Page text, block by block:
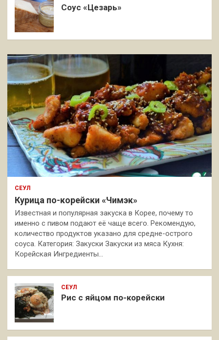
Соус «Цезарь»
СЕУЛ
Курица по-корейски «Чимэк»
Известная и популярная закуска в Корее, почему то
именно с пивом подают её чаще всего. Рекомендую,
количество продуктов указано для средне-острого
соуса. Категория: Закуски Закуски из мяса Кухня:
Корейская Ингредиенты…
СЕУЛ
Рис с яйцом по-корейски